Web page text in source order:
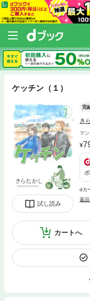
ケッチン（１）
試し読み
完
き
マ
dカ
返
カートへ